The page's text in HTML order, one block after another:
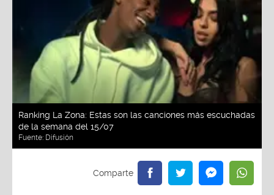
Ranking La Zona: Estas son las canciones más escuchadas
de la semana del 15/07
Fuente: Difusión